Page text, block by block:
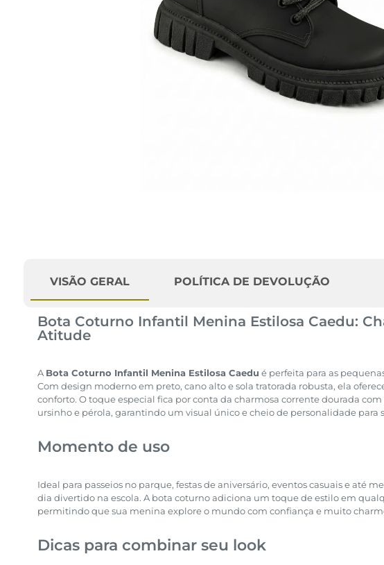
VISÃO GERAL POLÍTICA DE DEVOLUÇÃO
Bota Coturno Infantil Menina Estilosa Caedu:
Atitude
A Bota Coturno Infantil Menina Estilosa Caedu é perfeita para as
Com design moderno em preto, cano alto e sola tratorada robusta, ela
conforto. O toque especial fica por conta da charmosa corrente dourada
ursinho e pérola, garantindo um visual único e cheio de personalidade para
Momento de uso
Ideal para passeios no parque, festas de aniversário, eventos casuais e até
dia divertido na escola. A bota coturno adiciona um toque de estilo em
permitindo que sua menina explore o mundo com confiança e muito
Dicas para combinar seu look